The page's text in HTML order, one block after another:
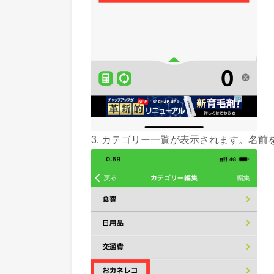
3. カテゴリー一覧が表示されます。名前